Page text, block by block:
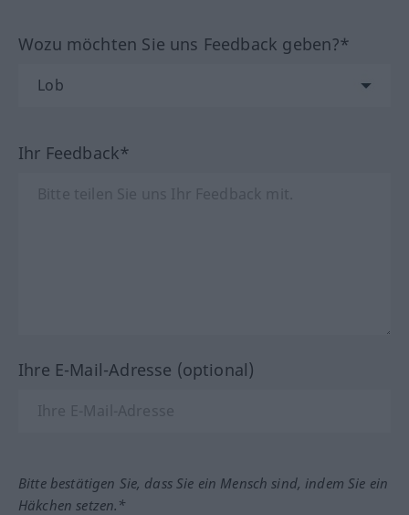
Wozu möchten Sie uns Feedback geben?*
Ihr Feedback*
Ihre E-Mail-Adresse (optional)
Bitte bestätigen Sie, dass Sie ein Mensch sind, indem Sie ein
Häkchen setzen.*